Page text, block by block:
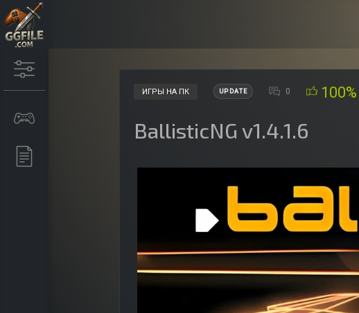
ИГРЫ НА ПК UPDATE 0 100%
BallisticNG v1.4.1.6